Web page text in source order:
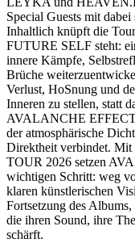
Special Guests mit dabei
Inhaltlich knüpft die
FUTURE SELF steht:
innere Kämpfe,
Brüche
Verlust, HoSnung und
Inneren zu stellen, statt
AVALANCHE EFFECT
der atmosphärische
Direktheit verbindet.
TOUR 2026 setzen
wichtigen Schritt: weg
klaren künstlerischen
Fortsetzung des
die ihren Sound, ihre
schärft.